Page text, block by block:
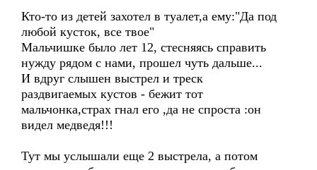
Кто-то из детей захотел в туалет,а ему:"Да под
любой кусток, все твое"
Мальчишке было лет 12, стесняясь справить
нужду рядом с нами, прошел чуть дальше...
И вдруг слышен выстрел и треск
раздвигаемых кустов - бежит тот
мальчонка,страх гнал его ,да не спроста :он
видел медведя!!!
Тут мы услышали еще 2 выстрела, а потом